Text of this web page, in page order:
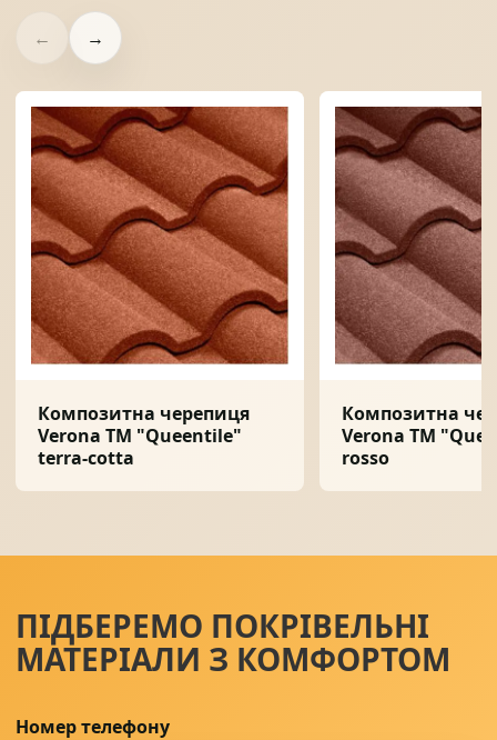
← →
Композитна черепиця
Verona ТМ "Queentile"
terra-cotta
Композитна
Verona ТМ
rosso
ПІДБЕРЕМО ПОКРІВЕЛЬНІ
МАТЕРІАЛИ З КОМФОРТОМ
Номер телефону